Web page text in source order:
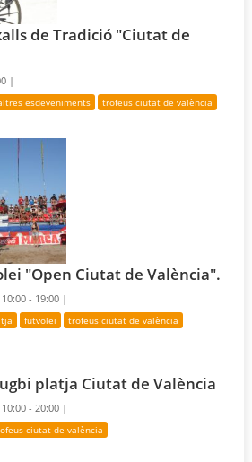
de Tradició "Ciutat de
|
esdeveniments trofeus ciutat de valència
"Open Ciutat de València".
10:00 - 19:00 |
futvolei trofeus ciutat de valència
platja Ciutat de València
10:00 - 20:00 |
ciutat de valència